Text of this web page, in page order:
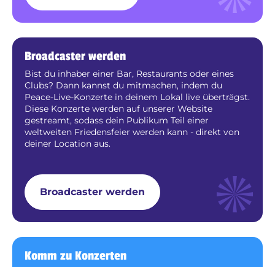
Broadcaster werden
Bist du inhaber einer Bar, Restaurants oder eines
Clubs? Dann kannst du mitmachen, indem du
Peace-Live-Konzerte in deinem Lokal live überträgst.
Diese Konzerte werden auf unserer Website
gestreamt, sodass dein Publikum Teil einer
weltweiten Friedensfeier werden kann - direkt von
deiner Location aus.
Broadcaster werden
Komm zu Konzerten